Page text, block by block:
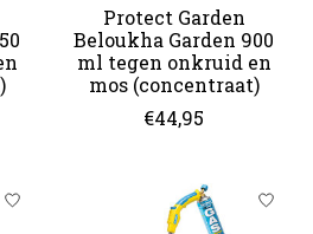
Protect Garden
Beloukha Garden 900
ml tegen onkruid en
mos (concentraat)
€44,95